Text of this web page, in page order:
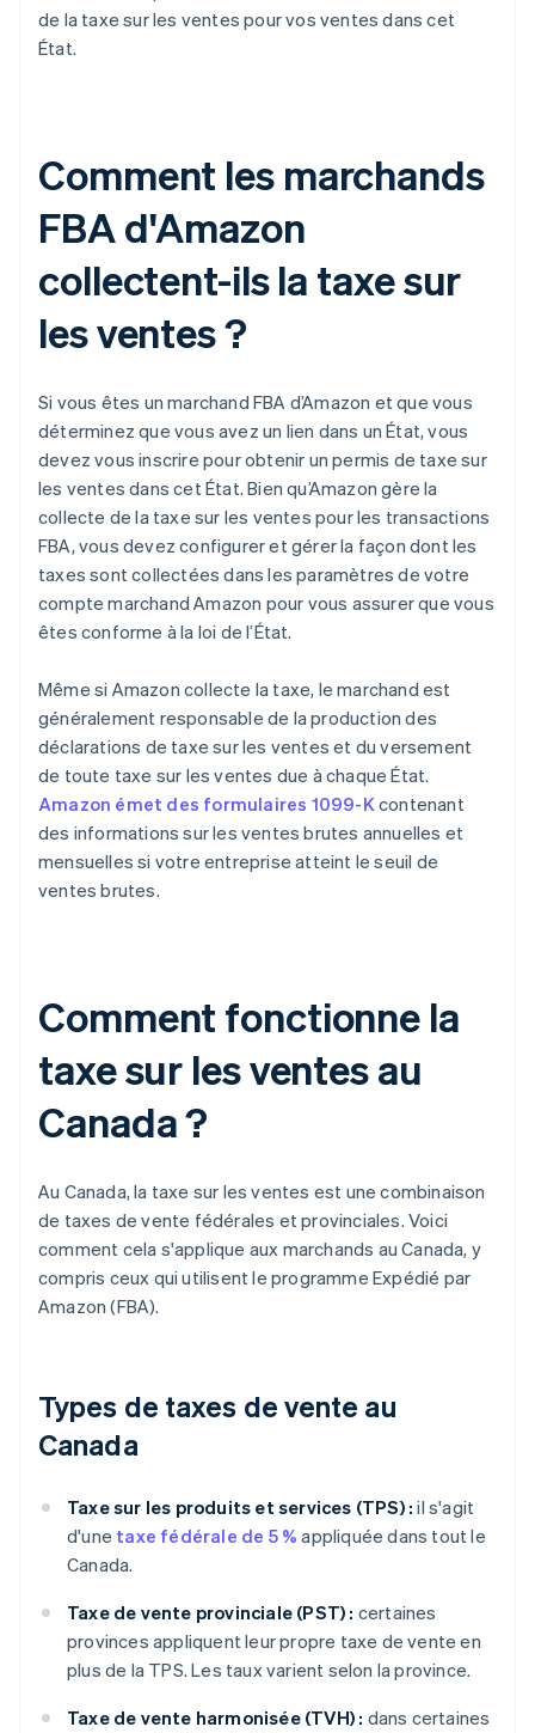
de la taxe sur les ventes pour vos ventes dans cet
État.
Comment les marchands
FBA d'Amazon
collectent-ils la taxe sur
les ventes ?
Si vous êtes un marchand FBA d’Amazon et que vous
déterminez que vous avez un lien dans un État, vous
devez vous inscrire pour obtenir un permis de taxe sur
les ventes dans cet État. Bien qu’Amazon gère la
collecte de la taxe sur les ventes pour les transactions
FBA, vous devez configurer et gérer la façon dont les
taxes sont collectées dans les paramètres de votre
compte marchand Amazon pour vous assurer que vous
êtes conforme à la loi de l’État.
Même si Amazon collecte la taxe, le marchand est
généralement responsable de la production des
déclarations de taxe sur les ventes et du versement
de toute taxe sur les ventes due à chaque État.
Amazon émet des formulaires 1099-Kcontenant
des informations sur les ventes brutes annuelles et
mensuelles si votre entreprise atteint le seuil de
ventes brutes.
Comment fonctionne la
taxe sur les ventes au
Canada ?
Au Canada, la taxe sur les ventes est une combinaison
de taxes de vente fédérales et provinciales. Voici
comment cela s'applique aux marchands au Canada, y
compris ceux qui utilisent le programme Expédié par
Amazon (FBA).
Types de taxes de vente au
Canada
Taxe sur les produits et services (TPS) : il s'agit
d'une taxe fédérale de 5 % appliquée dans tout le
Canada.
Taxe de vente provinciale (PST) : certaines
provinces appliquent leur propre taxe de vente en
plus de la TPS. Les taux varient selon la province.
Taxe de vente harmonisée (TVH) : dans certaines